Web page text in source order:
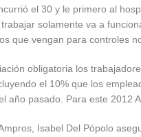
el 30 y le primero al
solamente va a
que vengan para controles
obligatoria los
el 10% que los
año pasado. Para este 2012
Isabel Del Pópolo